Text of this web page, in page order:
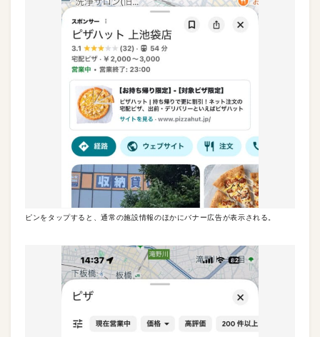
ピンをタップすると、通常の施設情報のほかにバナー広告が表示される。